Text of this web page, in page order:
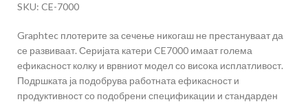
SKU: CE-7000
Graphtec плотерите за сечење никогаш не престануваат да
се развиваат. Серијата катери CE7000 имаат голема
ефикасност колку и врвниот модел со висока исплатливост.
Подршката ја подобрува работната ефикасност и
продуктивност со подобрени спецификации и стандарден